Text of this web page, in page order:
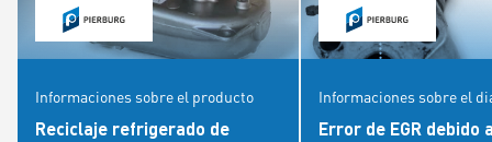
Informaciones sobre el producto
Reciclaje refrigerado de
Informaciones sobre el
Error de EGR debido